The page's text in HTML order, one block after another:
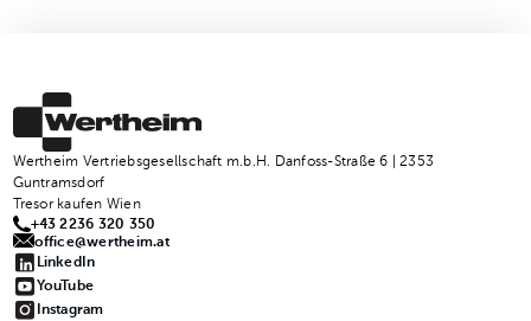
Wertheim Vertriebsgesellschaft m.b.H. Danfoss-Straße 6 | 2353
Guntramsdorf
Tresor kaufen Wien
+43 2236 320 350
office@wertheim.at
LinkedIn
YouTube
Instagram